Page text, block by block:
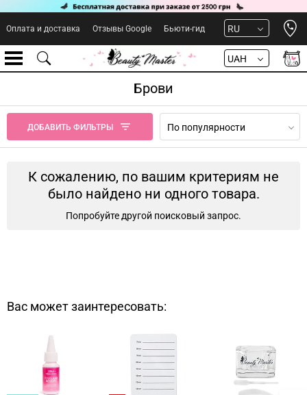
Оплата и доставка Отзывы Google Бьюти-гид RU
UAH
Брови
ДОБАВИТЬ ФИЛЬТРЫ По популярности
К сожалению, по вашим критериям не
было найдено ни одного товара.
Попробуйте другой поисковый запрос.
Вас может заинтересовать: